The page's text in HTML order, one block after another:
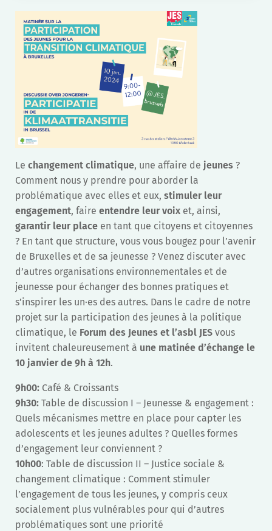
Le changement climatique, une affaire de jeunes ?
Comment nous y prendre pour aborder la
problématique avec elles et eux, stimuler leur
engagement, faire entendre leur voix et, ainsi,
garantir leur place en tant que citoyens et citoyennes
? En tant que structure, vous vous bougez pour l’avenir
de Bruxelles et de sa jeunesse ? Venez discuter avec
d’autres organisations environnementales et de
jeunesse pour échanger des bonnes pratiques et
s’inspirer les un·es des autres. Dans le cadre de notre
projet sur la participation des jeunes à la politique
climatique, le Forum des Jeunes et l’asbl JES vous
invitent chaleureusement à une matinée d’échange le
10 janvier de 9h à 12h.
9h00: Café & Croissants
9h30: Table de discussion I – Jeunesse & engagement :
Quels mécanismes mettre en place pour capter les
adolescents et les jeunes adultes ? Quelles formes
d’engagement leur conviennent ?
10h00: Table de discussion II – Justice sociale &
changement climatique : Comment stimuler
l’engagement de tous les jeunes, y compris ceux
socialement plus vulnérables pour qui d’autres
problématiques sont une priorité